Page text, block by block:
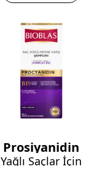
Prosiyanidin
Yağlı Saçlar İçin